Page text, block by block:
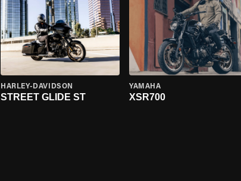
HARLEY-DAVIDSON
STREET GLIDE ST
YAMAHA
XSR700